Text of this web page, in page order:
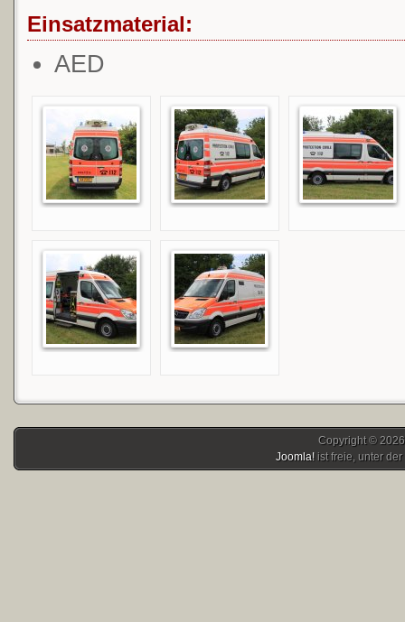
Einsatzmaterial:
AED
Copyright ©
Joomla! ist freie, unter der